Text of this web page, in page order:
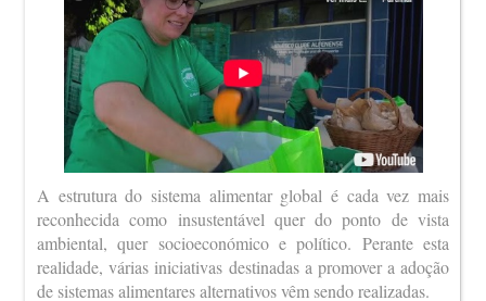
A estrutura do sistema alimentar global é cada vez mais
reconhecida como insustentável quer do ponto de vista
ambiental, quer socioeconómico e político. Perante esta
realidade, várias iniciativas destinadas a promover a adoção
de sistemas alimentares alternativos vêm sendo realizadas.